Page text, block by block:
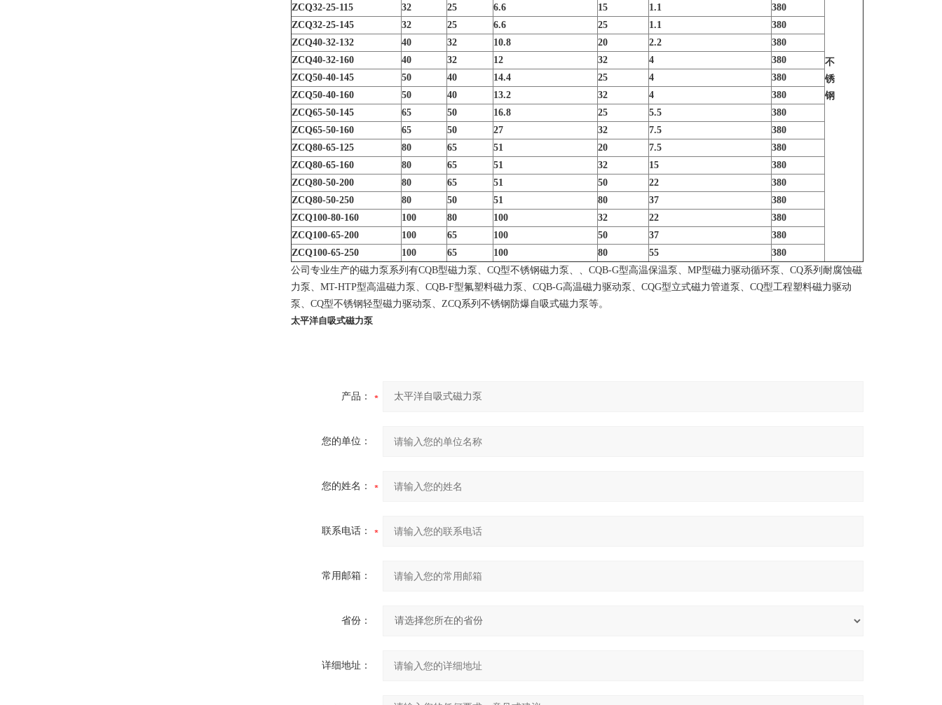
不
锈
钢
ZCQ32-25-115
32 25 6.6 15 1.1
380
ZCQ32-25-145
32 25 6.6 25 1.1
380
ZCQ40-32-132
40 32 10.8 20 2.2
380
ZCQ40-32-160
40 32 12 32 4
380
ZCQ50-40-145
50 40 14.4 25 4
380
ZCQ50-40-160
50 40 13.2 32 4
380
ZCQ65-50-145
65 50 16.8 25 5.5
380
ZCQ65-50-160
65 50 27 32 7.5
380
ZCQ80-65-125
80 65 51 20 7.5
380
ZCQ80-65-160
80 65 51 32 15
380
ZCQ80-50-200
80 65 51 50 22
380
ZCQ80-50-250
80 50 51 80 37
380
ZCQ100-80-160
100 80 100 32 22
380
ZCQ100-65-200
100 65 100 50 37
380
ZCQ100-65-250
100 65 100 80 55
380
公司专业生产的磁力泵系列有CQB型磁力泵、CQ型不锈钢磁力泵、、CQB-G型高温保温泵、MP型磁力驱动循环泵、CQ系列耐腐蚀磁
力泵、MT-HTP型高温磁力泵、CQB-F型氟塑料磁力泵、CQB-G高温磁力驱动泵、CQG型立式磁力管道泵、CQ型工程塑料磁力驱动
泵、CQ型不锈钢轻型磁力驱动泵、ZCQ系列不锈钢防爆自吸式磁力泵等。
太平洋自吸式磁力泵
产品：
您的单位：
您的姓名：
联系电话：
常用邮箱：
省份：
详细地址：